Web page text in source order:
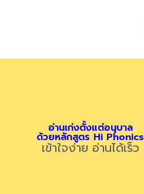
อ่านเก่งตั้งแต่อนุบาล
ด้วยหลักสูตร Hi Phonics
เข้าใจง่าย อ่านได้เร็ว